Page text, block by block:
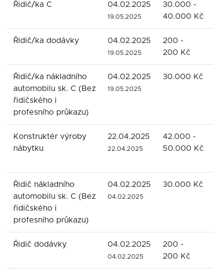
Řidič/ka C 04.02.2025
19.05.2025
30.000 -
40.000 Kč
Řidič/ka dodávky 04.02.2025
19.05.2025
200 -
200 Kč
Řidič/ka nákladního
automobilu sk. C (Bez
řidičského i
profesního průkazu)
04.02.2025
19.05.2025
30.000 Kč
Konstruktér výroby
nábytku
22.04.2025
22.04.2025
42.000 -
50.000 Kč
Řidič nákladního
automobilu sk. C (Bez
řidičského i
profesního průkazu)
04.02.2025
04.02.2025
30.000 Kč
Řidič dodávky 04.02.2025
04.02.2025
200 -
200 Kč